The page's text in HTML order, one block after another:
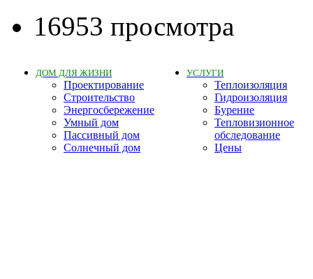
16953 просмотра
ДОМ ДЛЯ ЖИЗНИ
Проектирование
Строительство
Энергосбережение
Умный дом
Пассивный дом
Солнечный дом
УСЛУГИ
Теплоизоляция
Гидроизоляция
Бурение
Тепловизионное
обследование
Цены